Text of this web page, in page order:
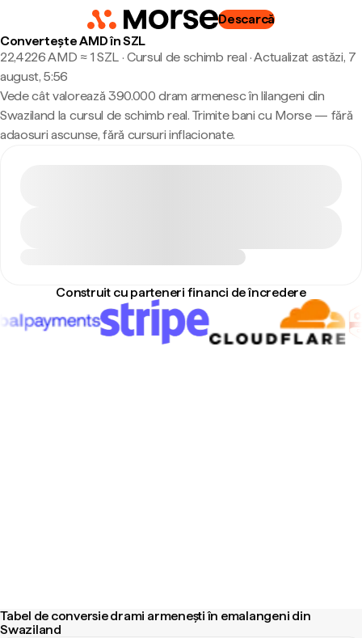
Descarcă
Convertește AMD în SZL
22,4226 AMD ≈ 1 SZL · Cursul de schimb real ·Actualizat astăzi, 7
august, 5:56
Vede cât valorează 390.000 dram armenesc în lilangeni din
Swaziland la cursul de schimb real. Trimite bani cu Morse — fără
adaosuri ascunse, fără cursuri inflacionate.
Construit cu parteneri financi de încredere
Tabel de conversie drami armenești în emalangeni din
Swaziland